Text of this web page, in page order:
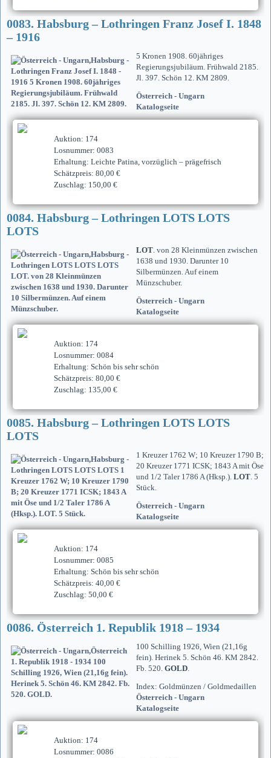
0083. Habsburg – Lothringen Franz Josef I. 1848
– 1916
5 Kronen 1908. 60jähriges
Regierungsjubiläum. Frühwald 2185.
Jl. 397. Schön 12. KM 2809.
Österreich - Ungarn
Katalogseite
Auktion: 174
Losnummer: 0083
Erhaltung: Leichte Patina, vorzüglich – prägefrisch
Schätzpreis: 80,00 €
Zuschlag: 150,00 €
0084. Habsburg – Lothringen LOTS LOTS
LOTS
LOT. von 28 Kleinmünzen zwischen
1638 und 1930. Darunter 10
Silbermünzen. Auf einem
Münzschuber.
Österreich - Ungarn
Katalogseite
Auktion: 174
Losnummer: 0084
Erhaltung: Schön bis sehr schön
Schätzpreis: 80,00 €
Zuschlag: 135,00 €
0085. Habsburg – Lothringen LOTS LOTS
LOTS
1 Kreuzer 1762 W; 10 Kreuzer 1790 B;
20 Kreuzer 1771 ICSK; 1843 A mit Öse
und 1/2 Taler 1786 A (Hksp.). LOT. 5
Stück.
Österreich - Ungarn
Katalogseite
Auktion: 174
Losnummer: 0085
Erhaltung: Schön bis sehr schön
Schätzpreis: 40,00 €
Zuschlag: 50,00 €
0086. Österreich 1. Republik 1918 – 1934
100 Schilling 1926, Wien (21,16g
fein). Herinek 5. Schön 46. KM 2842.
Fb. 520. GOLD.
Index: Goldmünzen / Goldmedaillen
Österreich - Ungarn
Katalogseite
Auktion: 174
Losnummer: 0086